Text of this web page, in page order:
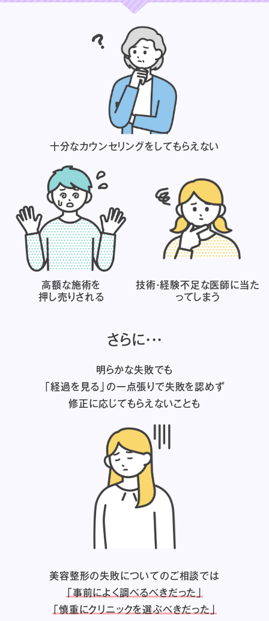
十分なカウンセリングをしてもらえない
高額な施術を
押し売りされる
技術・経験不足な医師に当た
ってしまう
さらに・・・
明らかな失敗でも
「経過を見る」の一点張りで失敗を認めず
修正に応じてもらえないことも
美容整形の失敗についてのご相談では
「事前によく調べるべきだった」
「慎重にクリニックを選ぶべきだった」